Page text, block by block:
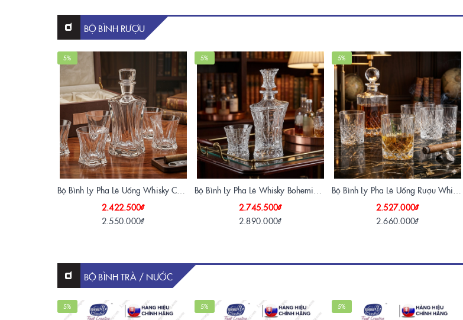
BỘ BÌNH RƯỢU
5%
2.422.500₫
2.550.000₫
5%
2.745.500₫
2.890.000₫
5%
2.527.000₫
2.660.000₫
BỘ BÌNH TRÀ / NƯỚC
5% 5% 5%